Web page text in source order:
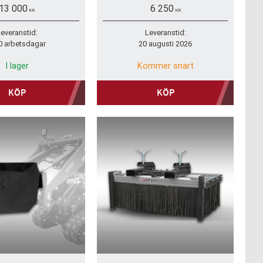
märkbart förenklar ditt
arbete.
13 000 KR
arbetsdagar
I lager
KÖP
utformade för att maximera din
arbetsprestanda.
6 250KR
Leveranstid:
20 augusti 2026
Kommer snart
KÖP